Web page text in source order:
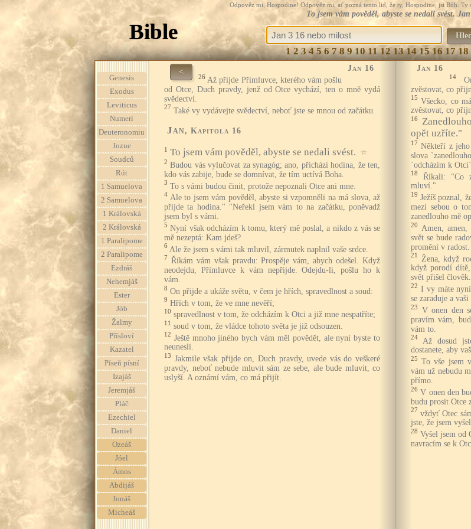
Odpověz mi, Hospodine! Odpověz mi, ať pozná tento lid, že ty, Hospodine, jsi Bůh. Ty
To jsem vám pověděl, abyste se nedali svést.
Bible
1 2 3 4 5 6 7 8 9 10 11 12 13 14 15 16 17 18
Genesis
Exodus
Leviticus
Numeri
Deuteronomiu
Jozue
Soudců
Rút
1 Samuelova
2 Samuelova
1 Královská
2 Královská
1 Paralipome
2 Paralipome
Ezdráš
Nehemjáš
Ester
Jób
Žalmy
Přísloví
Kazatel
Píseň písní
Izajáš
Jeremjáš
Pláč
Ezechiel
Daniel
Ozeáš
Jóel
Ámos
Abdijáš
Jonáš
Micheáš
< Jan 16
26 Až přijde Přímluvce, kterého vám pošlu
od Otce, Duch pravdy, jenž od Otce vychází, ten o mně vydá
svědectví.
27 Také vy vydávejte svědectví, neboť jste se mnou od začátku.
Jan, Kapitola 16
1 To jsem vám pověděl, abyste se nedali svést. ☆
2 Budou vás vylučovat za synagóg; ano, přichází hodina, že ten,
kdo vás zabije, bude se domnívat, že tím uctívá Boha.
3 To s vámi budou činit, protože nepoznali Otce ani mne.
4 Ale to jsem vám pověděl, abyste si vzpomněli na má slova, až
přijde ta hodina." "Neřekl jsem vám to na začátku, poněvadž
jsem byl s vámi.
5 Nyní však odcházím k tomu, který mě poslal, a nikdo z vás se
mě nezeptá: Kam jdeš?
6 Ale že jsem s vámi tak mluvil, zármutek naplnil vaše srdce.
7 Říkám vám však pravdu: Prospěje vám, abych odešel. Když
neodejdu, Přímluvce k vám nepřijde. Odejdu-li, pošlu ho k
vám.
8 On přijde a ukáže světu, v čem je hřích, spravedlnost a soud:
9 Hřích v tom, že ve mne nevěří;
10 spravedlnost v tom, že odcházím k Otci a již mne nespatříte;
11 soud v tom, že vládce tohoto světa je již odsouzen.
12 Ještě mnoho jiného bych vám měl povědět, ale nyní byste to
neunesli.
13 Jakmile však přijde on, Duch pravdy, uvede vás do veškeré
pravdy, neboť nebude mluvit sám ze sebe, ale bude mluvit, co
uslyší. A oznámí vám, co má přijít.
Jan 16
14
zvěstovat, co
15 Všecko, co
zvěstovat, co
16
opět uzříte."
17 Někteří z
slova
`odcházím k
18
Říkali: "Co
mluví."
19 Ježíš poznal,
mezi sebou o
zanedlouho mě
20
Amen,
svět se bude
promění v radost.
21
Žena, když
když porodí
svět přišel člověk.
22 I vy máte
se zaraduje a
23
V onen den
pravím vám,
vám to.
24
Až dosud
dostanete, aby
25 To vše jsem
vám už nebudu
přímo.
26 V onen den
budu prosit Otce
27 vždyť Otec
jste, že jsem
28 Vyšel jsem od
navracím se k